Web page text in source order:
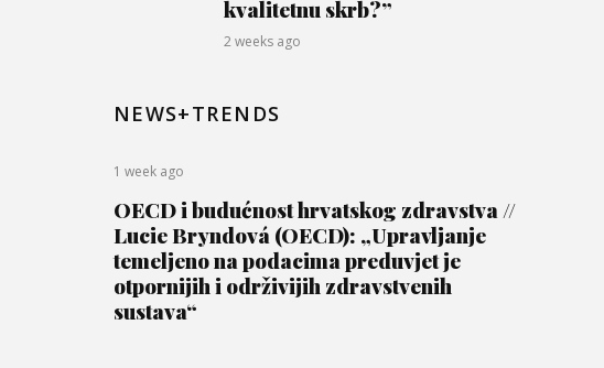
kvalitetnu skrb?”
2 weeks ago
NEWS+TRENDS
1 week ago
OECD i budućnost hrvatskog zdravstva //
Lucie Bryndová (OECD): „Upravljanje
temeljeno na podacima preduvjet je
otpornijih i održivijih zdravstvenih
sustava“